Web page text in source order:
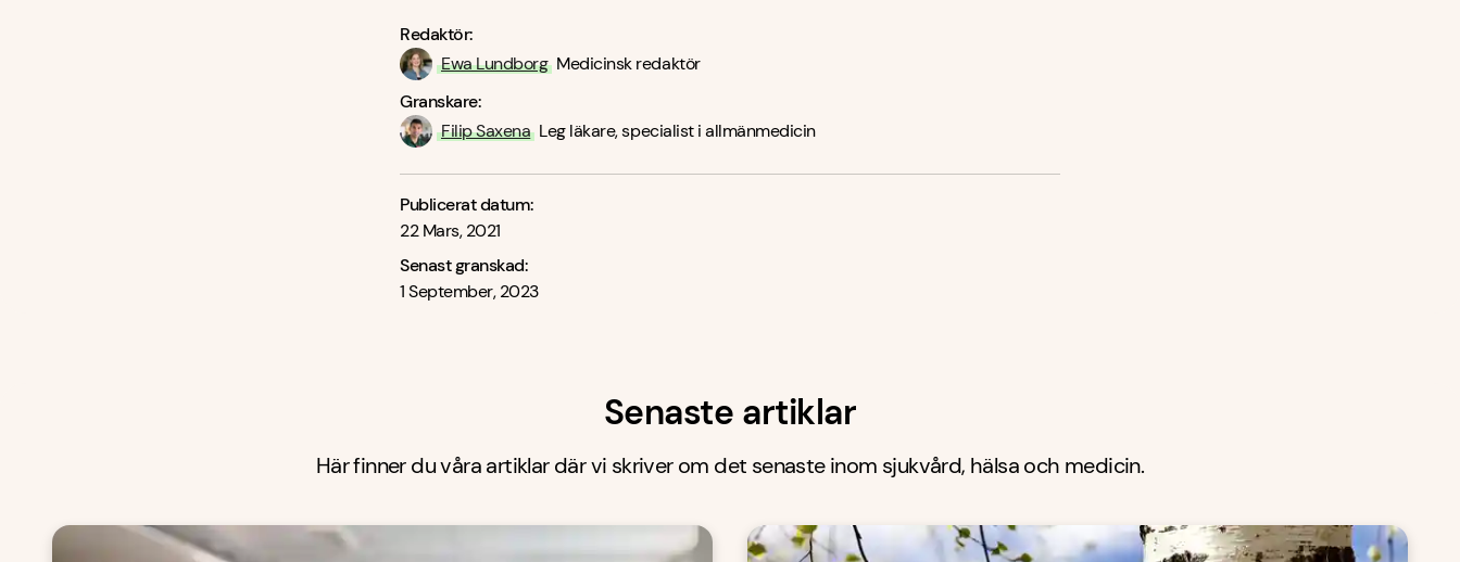
Redaktör:
Ewa Lundborg Medicinsk redaktör
Granskare:
Filip Saxena Leg läkare, specialist i allmänmedicin
Publicerat datum:
22 Mars, 2021
Senast granskad:
1 September, 2023
Senaste artiklar
Här finner du våra artiklar där vi skriver om det senaste inom sjukvård, hälsa och medicin.